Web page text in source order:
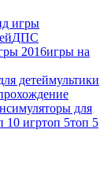
игры
ДПС
2016игры на
детеймультики
симуляторы для
10 игртоп 5топ 5